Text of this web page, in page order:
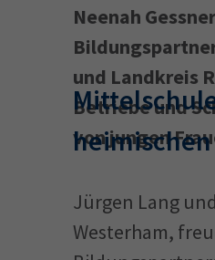
Neenah
und Landkreis
Betriebe und
von jungen
Jürgen Lang
Westerham,